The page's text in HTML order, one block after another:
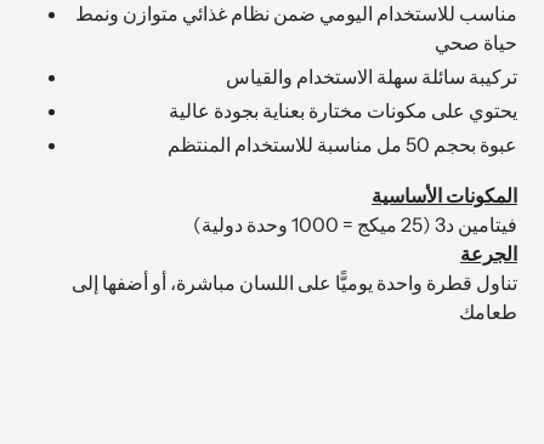
الخاصةمناسب للاستخدام اليومي ضمن نظام غذائي متوازن ونمط
حياة صحي
تركيبة سائلة سهلة الاستخدام والقياس
يحتوي على مكونات مختارة بعناية بجودة عالية
عبوة بحجم 50 مل مناسبة للاستخدام المنتظم
المكونات الأساسية
فيتامين د3 (25 ميكج = 1000 وحدة دولية)
الجرعة
تناول قطرة واحدة يوميًّا على اللسان مباشرة، أو أضفها إلى
طعامك